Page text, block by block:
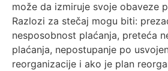
može da izmiruje svoje obaveze
Razlozi za stečaj mogu biti:
nesposobnost plaćanja, preteća
plaćanja, nepostupanje po
reorganizacije i ako je plan